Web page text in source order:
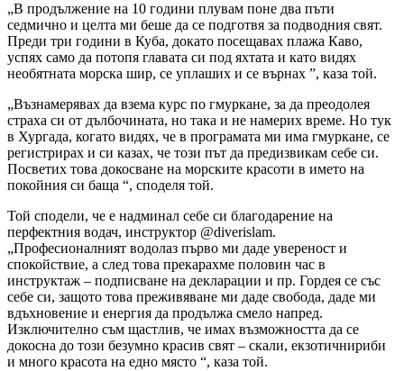
„В продължение на 10 години плувам поне два пъти
седмично и целта ми беше да се подготвя за подводния свят.
Преди три години в Куба, докато посещавах плажа Каво,
успях само да потопя главата си под яхтата и като видях
необятната морска шир, се уплаших и се върнах ”, каза той.
„Възнамерявах да взема курс по гмуркане, за да преодолея
страха си от дълбочината, но така и не намерих време. Но тук
в Хургада, когато видях, че в програмата ми има гмуркане, се
регистрирах и си казах, че този път да предизвикам себе си.
Посветих това докосване на морските красоти в името на
покойния си баща “, споделя той.
Той сподели, че е надминал себе си благодарение на
перфектния водач, инструктор @diverislam.
„Професионалният водолаз първо ми даде увереност и
спокойствие, а след това прекарахме половин час в
инструктаж – подписване на декларации и пр. Гордея се със
себе си, защото това преживяване ми даде свобода, даде ми
вдъхновение и енергия да продължа смело напред.
Изключително съм щастлив, че имах възможността да се
докосна до този безумно красив свят – скали, екзотичнириби
и много красота на едно място “, каза той.